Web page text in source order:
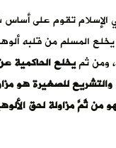
تقوم على أساس
المسلم من قلبه
ومن ثميخلع الحاكمية
للصغيرة هو
من ثَمَّ مزاولة لحق